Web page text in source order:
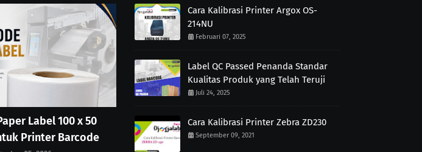
Label 100 x 50
Printer Barcode
Cara Kalibrasi Printer Argox OS-
214NU
Februari 07, 2025
Label QC Passed Penanda Standar
Kualitas Produk yang Telah Teruji
Juli 24, 2025
Cara Kalibrasi Printer Zebra ZD230
September 09, 2021